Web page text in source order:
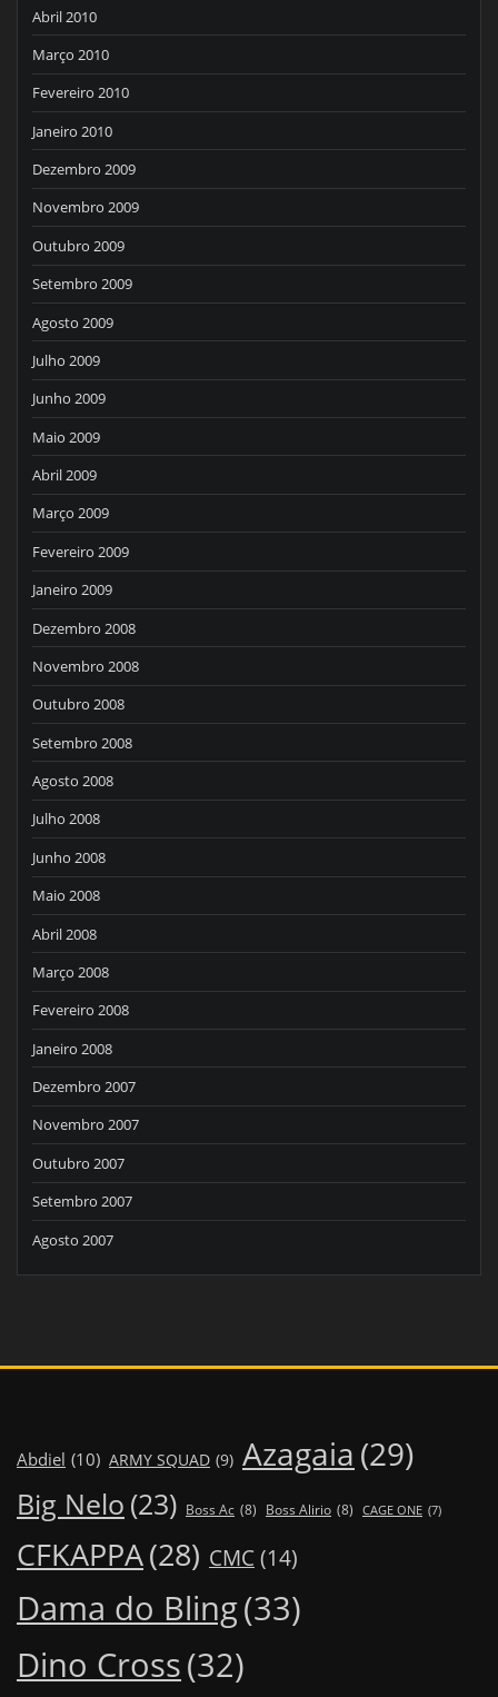
Abril 2010
Março 2010
Fevereiro 2010
Janeiro 2010
Dezembro 2009
Novembro 2009
Outubro 2009
Setembro 2009
Agosto 2009
Julho 2009
Junho 2009
Maio 2009
Abril 2009
Março 2009
Fevereiro 2009
Janeiro 2009
Dezembro 2008
Novembro 2008
Outubro 2008
Setembro 2008
Agosto 2008
Julho 2008
Junho 2008
Maio 2008
Abril 2008
Março 2008
Fevereiro 2008
Janeiro 2008
Dezembro 2007
Novembro 2007
Outubro 2007
Setembro 2007
Agosto 2007
Abdiel (10) ARMY SQUAD (9) Azagaia (29)
Big Nelo (23) Boss Ac (8) Boss Alirio (8) CAGE ONE (7)
CFKAPPA(28) CMC (14)
Dama do Bling(33)
Dino Cross(32)